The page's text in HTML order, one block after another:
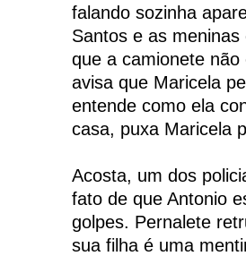
falando sozinha
Santos e as
que a camionete
avisa que Maricela
entende como ela
casa, puxa Maricela
Acosta, um dos
fato de que Antonio
golpes. Pernalete
sua filha é uma